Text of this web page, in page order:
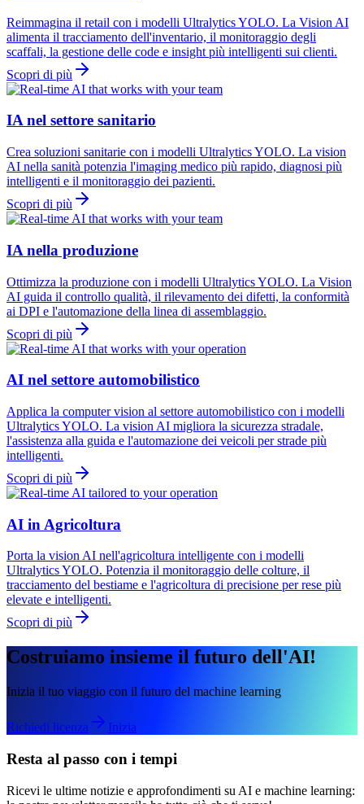
Reimmagina il retail con i modelli Ultralytics YOLO. La Vision AI
alimenta il tracciamento dell'inventario, il monitoraggio degli
scaffali, la gestione delle code e insight più intelligenti sui clienti.
Scopri di più
IA nel settore sanitario
Crea soluzioni sanitarie con i modelli Ultralytics YOLO. La vision
AI nella sanità potenzia l'imaging medico più rapido, diagnosi più
intelligenti e il monitoraggio dei pazienti.
Scopri di più
IA nella produzione
Ottimizza la produzione con i modelli Ultralytics YOLO. La Vision
AI guida il controllo qualità, il rilevamento dei difetti, la conformità
ai DPI e l'automazione della linea di assemblaggio.
Scopri di più
AI nel settore automobilistico
Applica la computer vision al settore automobilistico con i modelli
Ultralytics YOLO. La vision AI migliora la sicurezza stradale,
l'assistenza alla guida e l'automazione dei veicoli per strade più
intelligenti.
Scopri di più
AI in Agricoltura
Porta la vision AI nell'agricoltura intelligente con i modelli
Ultralytics YOLO. Potenzia il monitoraggio delle colture, il
tracciamento del bestiame e l'agricoltura di precisione per rese più
elevate e intelligenti.
Scopri di più
Costruiamo insieme il futuro dell'AI!
Inizia il tuo viaggio con il futuro del machine learning
Richiedi licenza Inizia
Resta al passo con i tempi
Ricevi le ultime notizie e approfondimenti su AI e machine learning: